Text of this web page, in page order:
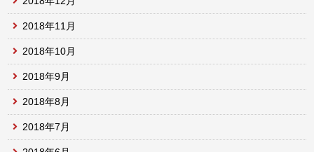
2018年11月
2018年10月
2018年9月
2018年8月
2018年7月